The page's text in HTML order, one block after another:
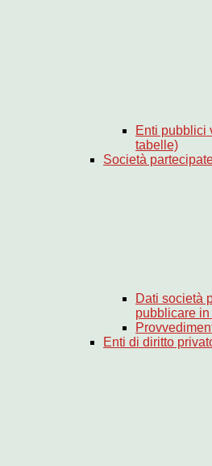
Enti pubblici
tabelle)
Società
Dati società
pubblicare
Enti di diritto